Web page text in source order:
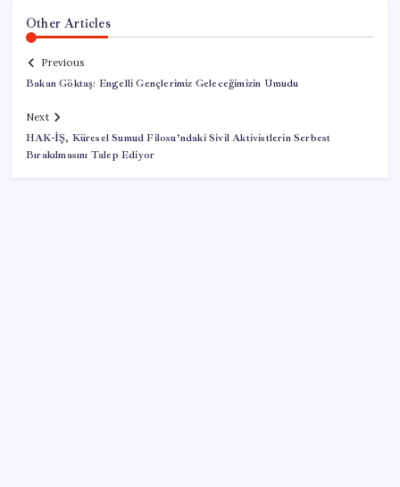
Other Articles
Previous
Bakan Göktaş: Engelli Gençlerimiz Geleceğimizin Umudu
Next
HAK-İŞ, Küresel Sumud Filosu’ndaki Sivil Aktivistlerin Serbest
Bırakılmasını Talep Ediyor